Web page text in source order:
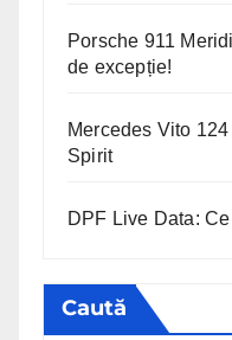
Porsche 911
de excepție!
Mercedes Vito
Spirit
DPF Live Data:
Caută